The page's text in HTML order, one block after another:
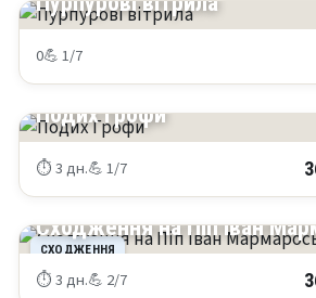
0💪 1/7
КАРПАТИ
Подих Грофи
⏱ 3 дн.💪 1/7
СХОДЖЕННЯ
КАРПАТИ
Сходження на Піп Іван
⏱ 3 дн.💪 2/7